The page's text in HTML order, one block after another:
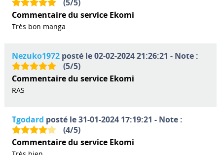
(5/5)
Commentaire du service Ekomi
Très bon manga
Nezuko1972posté le 02-02-2024 21:26:21 - Note :
(5/5)
Commentaire du service Ekomi
RAS
Tgodard posté le 31-01-2024 17:19:21 - Note :
(4/5)
Commentaire du service Ekomi